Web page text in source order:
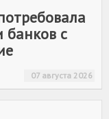
банков с
07 августа 2026